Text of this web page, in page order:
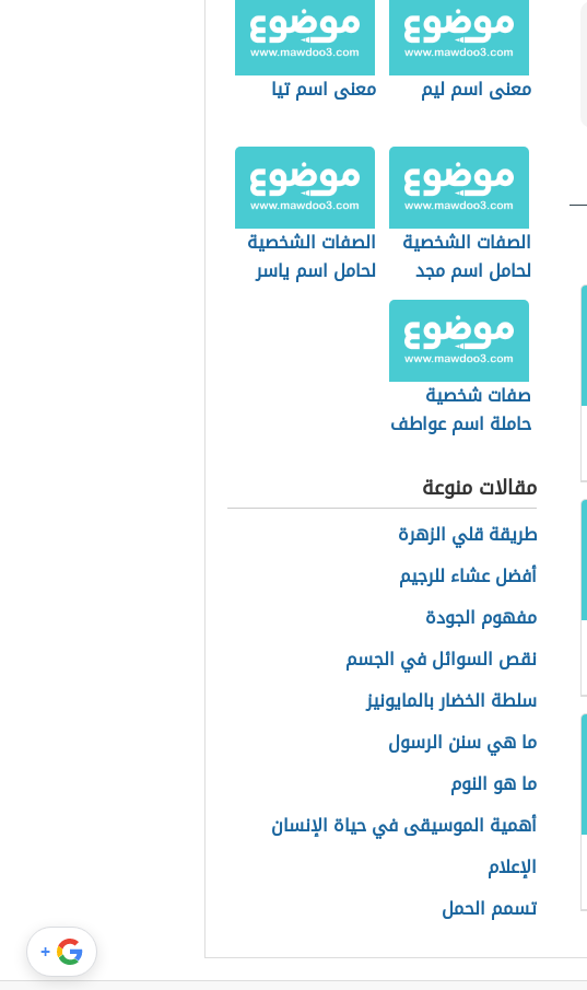
معنى اسم ليم معنى اسم تيا
الصفات الشخصية
لحامل اسم مجد
الصفات الشخصية
لحامل اسم ياسر
صفات شخصية
حاملة اسم عواطف
مقالات منوعة
طريقة قلي الزهرة
أفضل عشاء للرجيم
مفهوم الجودة
نقص السوائل في الجسم
سلطة الخضار بالمايونيز
ما هي سنن الرسول
ما هو النوم
أهمية الموسيقى في حياة الإنسان
الإعلام
تسمم الحمل
+